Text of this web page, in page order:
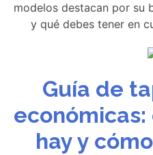
modelos destacan por su
y qué debes tener en
Guía de
hay y